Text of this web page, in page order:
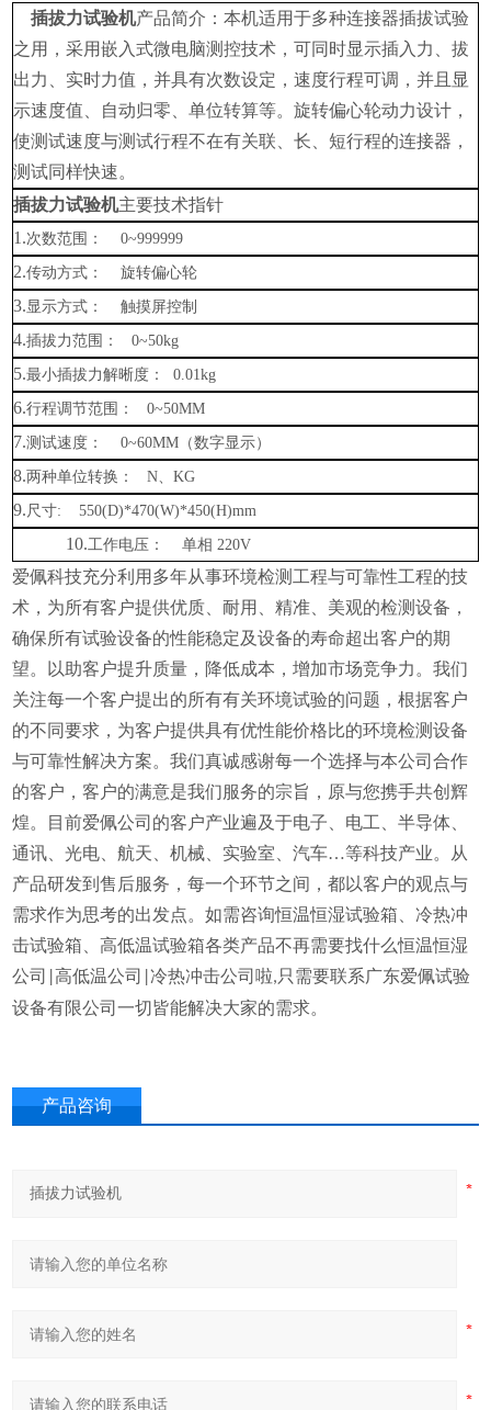
插拔力试验机产品简介：本机适用于多种连接器插拔试验
之用，采用嵌入式微电脑测控技术，可同时显示插入力、拔
出力、实时力值，并具有次数设定，速度行程可调，并且显
示速度值、自动归零、单位转算等。旋转偏心轮动力设计，
使测试速度与测试行程不在有关联、长、短行程的连接器，
测试同样快速。
插拔力试验机主要技术指针
1.次数范围： 0~999999
2.传动方式： 旋转偏心轮
3.显示方式： 触摸屏控制
4.插拔力范围： 0~50kg
5.最小插拔力解晰度： 0.01kg
6.行程调节范围： 0~50MM
7.测试速度： 0~60MM （数字显示）
8.两种单位转换： N、KG
9. 尺寸: 550(D)*470(W)*450(H)mm
10.工作电压： 单相220V
爱佩科技充分利用多年从事环境检测工程与可靠性工程的技
术，为所有客户提供优质、耐用、精准、美观的检测设备，
确保所有试验设备的性能稳定及设备的寿命超出客户的期
望。以助客户提升质量，降低成本，增加市场竞争力。我们
关注每一个客户提出的所有有关环境试验的问题，根据客户
的不同要求，为客户提供具有优性能价格比的环境检测设备
与可靠性解决方案。我们真诚感谢每一个选择与本公司合作
的客户，客户的满意是我们服务的宗旨，原与您携手共创辉
煌。目前爱佩公司的客户产业遍及于电子、电工、半导体、
通讯、光电、航天、机械、实验室、汽车…等科技产业。从
产品研发到售后服务，每一个环节之间，都以客户的观点与
需求作为思考的出发点。如需咨询恒温恒湿试验箱、冷热冲
击试验箱、高低温试验箱各类产品不再需要找什么恒温恒湿
公司
高低温公司 冷热冲击公司啦, 只需要联系广东爱佩试验
设备有限公司一切皆能解决大家的需求。
产品咨询